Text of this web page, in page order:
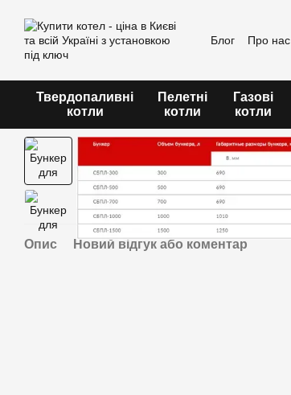
Блог Про нас
Твердопаливні
котли
Пелетні
котли
Газові
котли
Опис Новий відгук або коментар